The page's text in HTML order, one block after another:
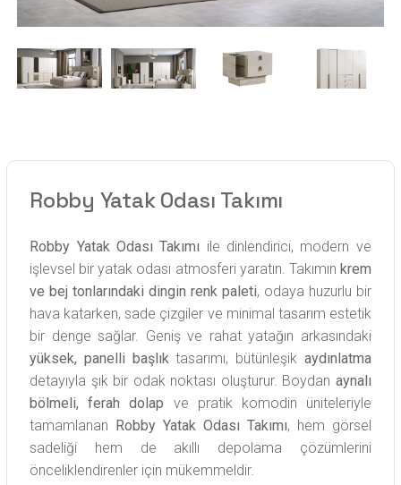
Robby Yatak Odası Takımı
Robby Yatak Odası Takımı ile dinlendirici, modern ve
işlevsel bir yatak odası atmosferi yaratın. Takımın krem
ve bej tonlarındaki dingin renk paleti, odaya huzurlu bir
hava katarken, sade çizgiler ve minimal tasarım estetik
bir denge sağlar. Geniş ve rahat yatağın arkasındaki
yüksek, panelli başlıktasarımı, bütünleşik aydınlatma
detayıyla şık bir odak noktası oluşturur. Boydan aynalı
bölmeli, ferah dolap ve pratik komodin üniteleriyle
tamamlanan Robby Yatak Odası Takımı, hem görsel
sadeliği hem de akıllı depolama çözümlerini
önceliklendirenler için mükemmeldir.